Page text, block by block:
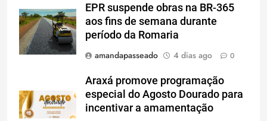
EPR suspende obras na BR-365
aos fins de semana durante
período da Romaria
amandapasseado
4 dias ago 0
Araxá promove programação
especial do Agosto Dourado para
incentivar a amamentação